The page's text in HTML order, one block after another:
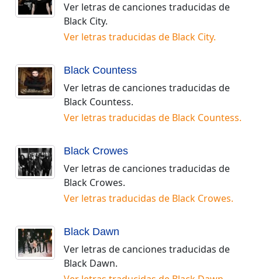
Ver letras de canciones traducidas de
Black City.
Ver letras traducidas de Black City.
Black Countess
Ver letras de canciones traducidas de
Black Countess.
Ver letras traducidas de Black Countess.
Black Crowes
Ver letras de canciones traducidas de
Black Crowes.
Ver letras traducidas de Black Crowes.
Black Dawn
Ver letras de canciones traducidas de
Black Dawn.